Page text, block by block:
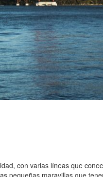
con varias líneas que